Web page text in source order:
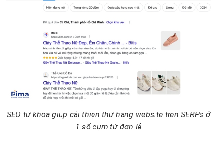
SEO từ khóa giúp cải thiện thứ hạng website trên SERPs ở
1 số cụm từ đơn lẻ